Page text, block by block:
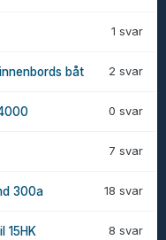
1 svar
2 svar
båt
0 svar
7 svar
18 svar
300a
8 svar
15HK